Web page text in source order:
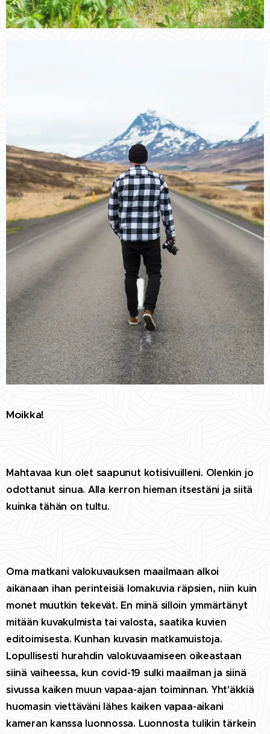
Moikka!
Mahtavaa kun olet saapunut kotisivuilleni. Olenkin jo
odottanut sinua. Alla kerron hieman itsestäni ja siitä
kuinka tähän on tultu.
Oma matkani valokuvauksen maailmaan alkoi
aikanaan ihan perinteisiä lomakuvia räpsien, niin kuin
monet muutkin tekevät. En minä silloin ymmärtänyt
mitään kuvakulmista taivalosta, saatika kuvien
editoimisesta. Kunhan kuvasin matkamuistoja.
Lopullisesti hurahdin valokuvaamiseen oikeastaan
siinä vaiheessa, kun covid-19 sulki maailman ja siinä
sivussa kaiken muun vapaa-ajan toiminnan. Yht'äkkiä
huomasin viettäväni lähes kaiken vapaa-aikani
kameran kanssa luonnossa. Luonnosta tulikin tärkein